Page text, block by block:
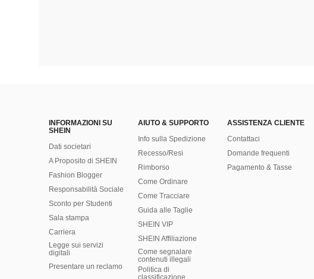
INFORMAZIONI SU
SHEIN
Dati societari
A Proposito di SHEIN
Fashion Blogger
Responsabilità Sociale
Sconto per Studenti
Sala stampa
Carriera
Legge sui servizi
digitali
Presentare un reclamo
AIUTO & SUPPORTO
Info sulla Spedizione
Recesso/Resi
Rimborso
Come Ordinare
Come Tracciare
Guida alle Taglie
SHEIN VIP
SHEIN Affiliazione
Come segnalare
contenuti illegali
Politica di
classificazione
ASSISTENZA CLIENTE
Contattaci
Domande frequenti
Pagamento & Tasse